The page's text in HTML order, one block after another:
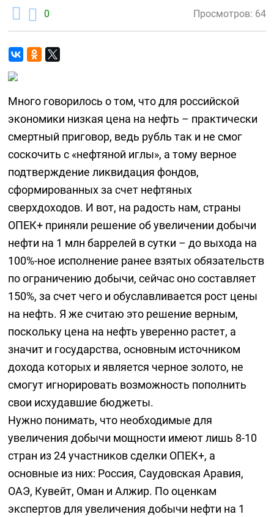
0 Просмотров: 64
Много говорилось о том, что для российской
экономики низкая цена на нефть – практически
смертный приговор, ведь рубль так и не смог
соскочить с «нефтяной иглы», а тому верное
подтверждение ликвидация фондов,
сформированных за счет нефтяных
сверхдоходов. И вот, на радость нам, страны
ОПЕК+ приняли решение об увеличении добычи
нефти на 1 млн баррелей в сутки – до выхода на
100%-ное исполнение ранее взятых обязательств
по ограничению добычи, сейчас оно составляет
150%, за счет чего и обуславливается рост цены
на нефть. Я же считаю это решение верным,
поскольку цена на нефть уверенно растет, а
значит и государства, основным источником
дохода которых и является черное золото, не
смогут игнорировать возможность пополнить
свои исхудавшие бюджеты.
Нужно понимать, что необходимые для
увеличения добычи мощности имеют лишь 8-10
стран из 24 участников сделки ОПЕК+, а
основные из них: Россия, Саудовская Аравия,
ОАЭ, Кувейт, Оман и Алжир. По оценкам
экспертов для увеличения добычи нефти на 1